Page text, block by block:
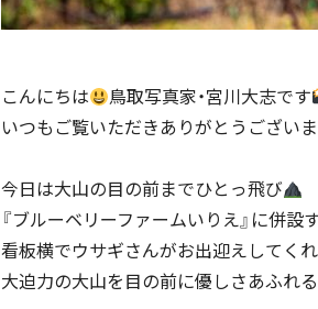
こんにちは
鳥取写真家・宮川大志です
いつもご覧いただきありがとうござい
今日は大山の目の前までひとっ飛び
『ブルーベリーファームいりえ』に併
看板横でウサギさんがお出迎えしてく
大迫力の大山を目の前に優しさあふれ